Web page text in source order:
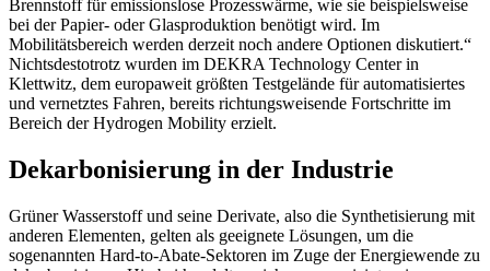
Brennstoff für emissionslose Prozesswärme, wie sie beispielsweise
bei der Papier- oder Glasproduktion benötigt wird. Im
Mobilitätsbereich werden derzeit noch andere Optionen diskutiert.“
Nichtsdestotrotz wurden im DEKRA Technology Center in
Klettwitz, dem europaweit größten Testgelände für automatisiertes
und vernetztes Fahren, bereits richtungsweisende Fortschritte im
Bereich der Hydrogen Mobility erzielt.
Dekarbonisierung in der Industrie
Grüner Wasserstoff und seine Derivate, also die Synthetisierung mit
anderen Elementen, gelten als geeignete Lösungen, um die
sogenannten Hard-to-Abate-Sektoren im Zuge der Energiewende zu